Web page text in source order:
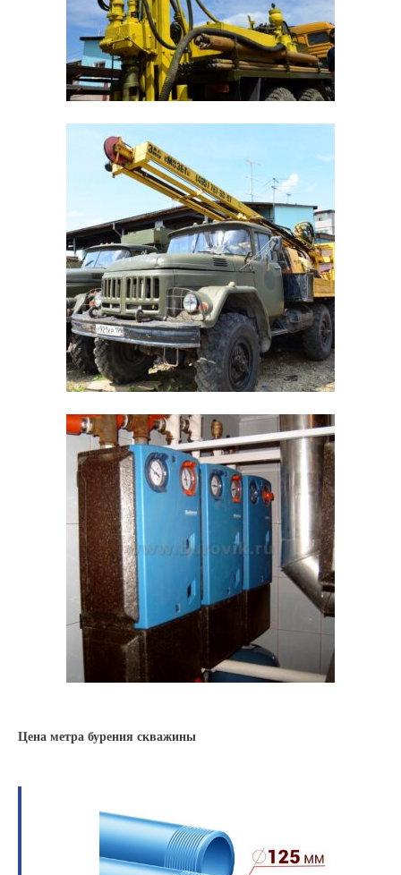
Цена метра бурения скважины